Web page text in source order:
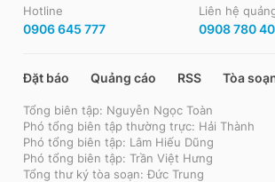
Hotline
0906 645 777
Liên hệ
0908 780
Đặt báo Quảng cáo RSS Tòa
Tổng biên tập: Nguyễn Ngọc Toàn
Phó tổng biên tập thường trực: Hải Thành
Phó tổng biên tập: Lâm Hiếu Dũng
Phó tổng biên tập: Trần Việt Hưng
Tổng thư ký tòa soạn: Đức Trung